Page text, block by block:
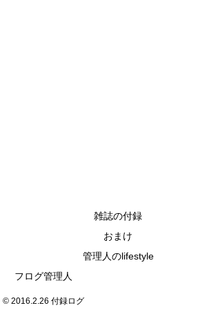
雑誌の付録
おまけ
管理人のlifestyle
フログ管理人
© 2016.2.26 付録ログ